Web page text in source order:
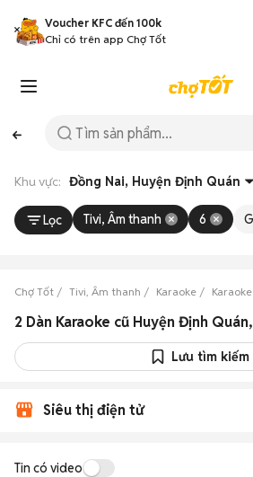
Voucher KFC đến 100k
Chỉ có trên app Chợ Tốt
Khu vực: Đồng Nai, Huyện Định Quán
Lọc Tivi, Âm thanh 6
Chợ Tốt Tivi, Âm thanh Karaoke
Lưu tìm kiếm
Siêu thị điện tử
Tin có video